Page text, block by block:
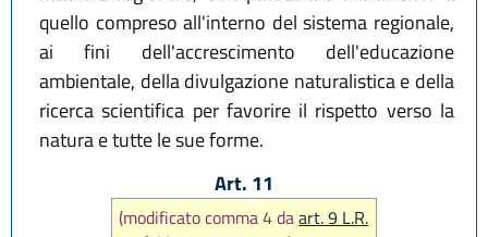
quello compreso all'interno del sistema regionale,
ai fini dell'accrescimento dell'educazione
ambientale, della divulgazione naturalistica e della
ricerca scientifica per favorire il rispetto verso la
natura e tutte le sue forme.
Art. 11
(modificato comma 4 daart. 9 L.R.